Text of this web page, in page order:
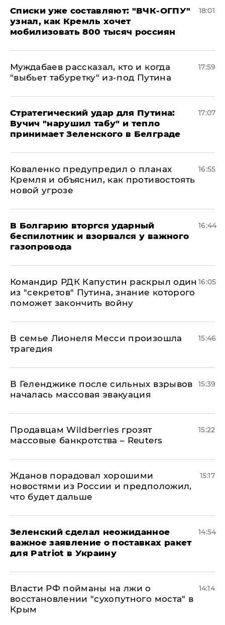
Списки уже составляют: "ВЧК-ОГПУ"
узнал, как Кремль хочет
мобилизовать 800 тысяч россиян
18:01
Муждабаев рассказал, кто и когда
"выбьет табуретку" из-под Путина
17:59
Стратегический удар для Путина:
Вучич "нарушил табу" и тепло
принимает Зеленского в Белграде
17:07
Коваленко предупредил о планах
Кремля и объяснил, как противостоять
новой угрозе
16:55
В Болгарию вторгся ударный
беспилотник и взорвался у важного
газопровода
16:44
Командир РДК Капустин раскрыл один
из "секретов" Путина, знание которого
поможет закончить войну
16:05
В семье Лионеля Месси произошла
трагедия
15:46
В Геленджике после сильных взрывов
началась массовая эвакуация
15:39
Продавцам Wildberries грозят
массовые банкротства – Reuters
15:22
Жданов порадовал хорошими
новостями из России и предположил,
что будет дальше
15:17
Зеленский сделал неожиданное
важное заявление о поставках ракет
для Patriot в Украину
14:54
Власти РФ пойманы на лжи о
восстановлении "сухопутного моста" в
Крым
14:14